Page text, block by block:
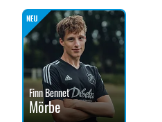
Finn Bennet
Mörbe